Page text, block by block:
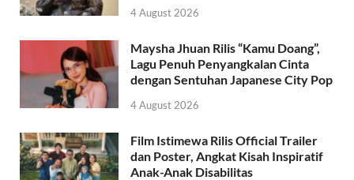
4 August 2026
Maysha Jhuan Rilis “Kamu Doang”,
Lagu Penuh Penyangkalan Cinta
dengan Sentuhan Japanese City Pop
4 August 2026
Film Istimewa Rilis Official Trailer
dan Poster, Angkat Kisah Inspiratif
Anak-Anak Disabilitas